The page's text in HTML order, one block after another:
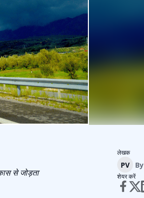
से जोड़ता
लेखक
PV By
शेयर करें